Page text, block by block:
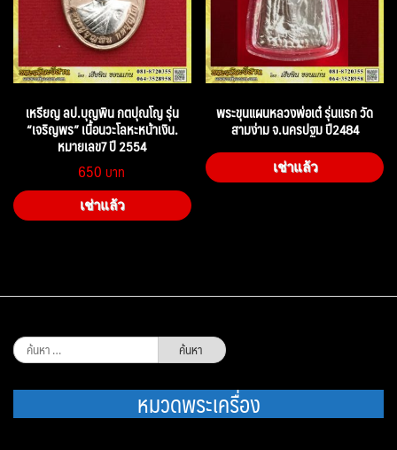
เหรียญ ลป.บุญพิน กตปุณโญ รุ่น
“เจริญพร” เนื้อนวะโลหะหน้าเงิน.
หมายเลข7 ปี 2554
650
เช่าแล้ว
พระขุนแผนหลวงพ่อเต๋ รุ่นแรก วัด
สามง่าม จ.นครปฐม ปี2484
เช่าแล้ว
ค้นหา
สำหรับ:
หมวดพระเครื่อง